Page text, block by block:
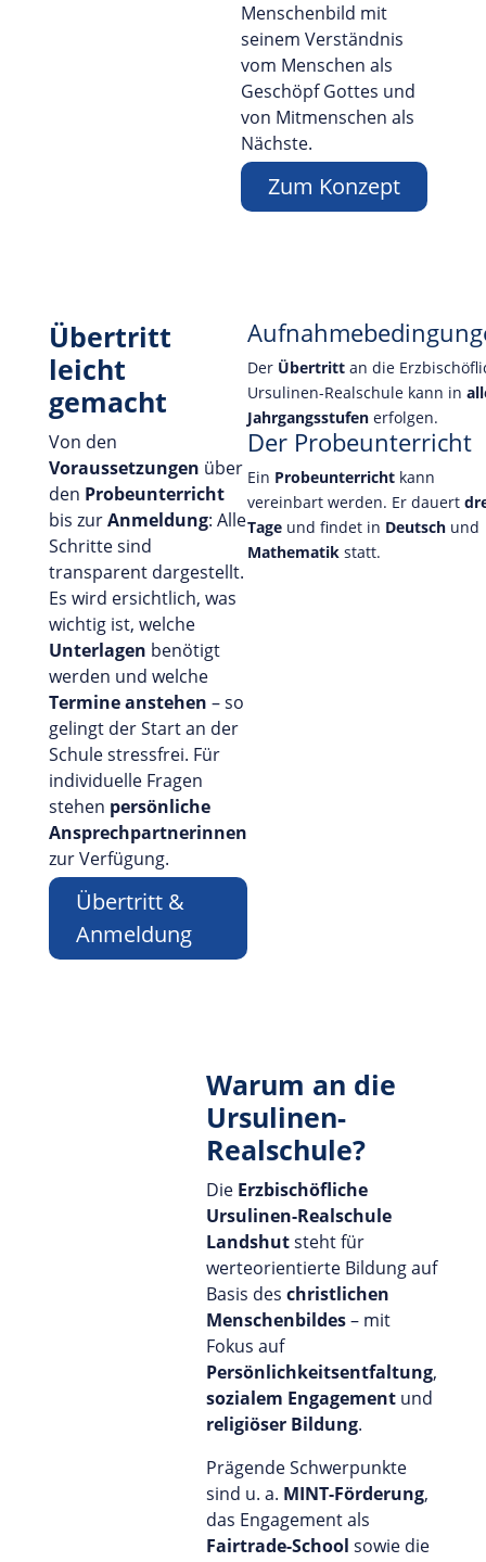
Menschenbild mit
seinem Verständnis
vom Menschen als
Geschöpf Gottes und
von Mitmenschen als
Nächste.
Zum Konzept
Übertritt
leicht
gemacht
Von den
Voraussetzungen über
den Probeunterricht
bis zurAnmeldung: Alle
Schritte sind
transparent dargestellt.
Es wird ersichtlich, was
wichtig ist, welche
Unterlagen benötigt
werden und welche
Termine anstehen – so
gelingt der Start an der
Schule stressfrei. Für
individuelle Fragen
stehen persönliche
Ansprechpartnerinnen
zur Verfügung.
Übertritt &
Anmeldung
Der Übertrittan die
Ursulinen-Realschule kann in
Jahrgangsstufenerfolgen.
Der Probeunterricht
Ein Probeunterrichtkann
vereinbart werden. Er dauert
Tageund findet in Deutschund
Mathematikstatt.
Warum an die
Ursulinen-
Realschule?
Die Erzbischöfliche
Ursulinen-Realschule
Landshutsteht für
werteorientierte Bildung auf
Basis deschristlichen
Menschenbildes– mit
Fokus auf
Persönlichkeitsentfaltung,
sozialem Engagement und
religiöser Bildung.
Prägende Schwerpunkte
sind u. a. MINT-Förderung,
das Engagement als
Fairtrade-School sowie die